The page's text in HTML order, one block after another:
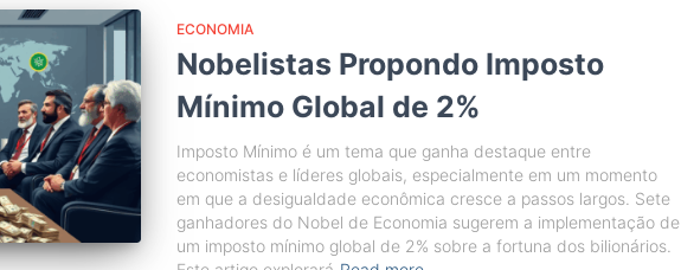
ECONOMIA
Nobelistas Propondo Imposto
Mínimo Global de 2%
Imposto Mínimo é um tema que ganha destaque entre
economistas e líderes globais, especialmente em um momento
em que a desigualdade econômica cresce a passos largos. Sete
ganhadores do Nobel de Economia sugerem a implementação de
um imposto mínimo global de 2% sobre a fortuna dos bilionários.